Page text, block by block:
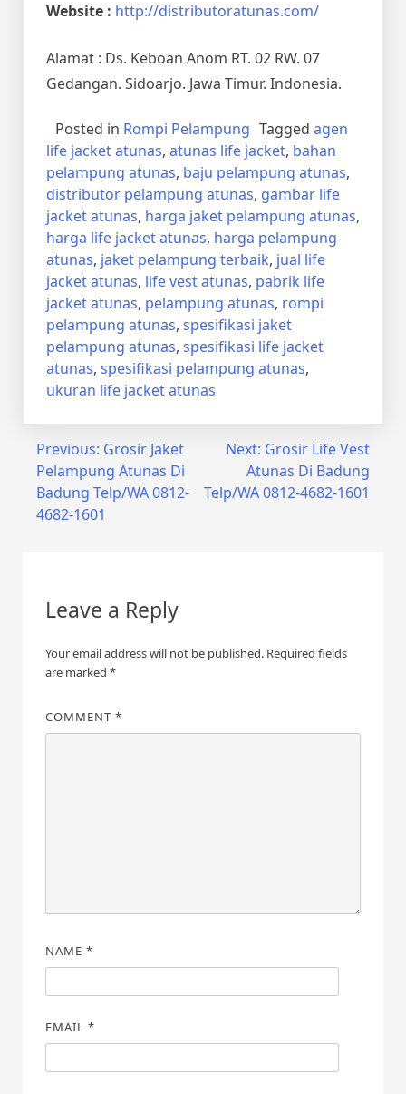
Website : http://distributoratunas.com/
Alamat : Ds. Keboan Anom RT. 02 RW. 07
Gedangan. Sidoarjo. Jawa Timur. Indonesia.
Posted in Rompi Pelampung Tagged agen
life jacket atunas, atunas life jacket, bahan
pelampung atunas, baju pelampung atunas,
distributor pelampung atunas, gambar life
jacket atunas, harga jaket pelampung atunas,
harga life jacket atunas, harga pelampung
atunas, jaket pelampung terbaik, jual life
jacket atunas, life vest atunas, pabrik life
jacket atunas, pelampung atunas, rompi
pelampung atunas, spesifikasi jaket
pelampung atunas, spesifikasi life jacket
atunas, spesifikasi pelampung atunas,
ukuran life jacket atunas
Post
navigation
Previous: Grosir Jaket
Pelampung Atunas Di
Badung Telp/WA 0812-
4682-1601
Next: Grosir Life Vest
Atunas Di Badung
Telp/WA 0812-4682-1601
Leave a Reply
Your email address will not be published. Required fields
are marked *
COMMENT *
NAME *
EMAIL *